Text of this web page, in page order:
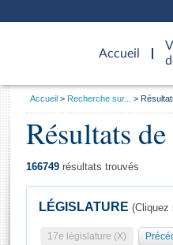
Accueil
d'accueil
Général
Vous
Accueil Recherche sur...
Résultats
166749 résultats trouvés
LÉGISLATURE (Cliquez
17e législature (X)